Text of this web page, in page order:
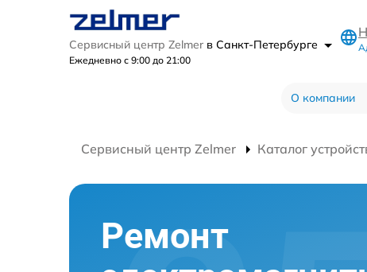
Сервисный центр Zelmer в Санкт-Петербурге
Ежедневно с 9:00 до 21:00
О компании
Сервисный центр Zelmer Каталог
Ремонт